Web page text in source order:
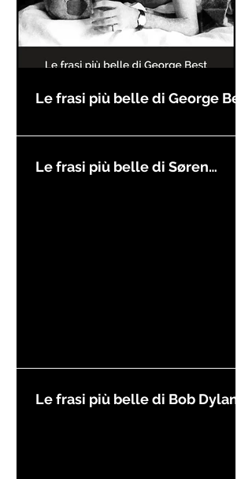
Le frasi più belle di George Best
Le frasi più belle di Søren
Le frasi più belle di Bob Dylan